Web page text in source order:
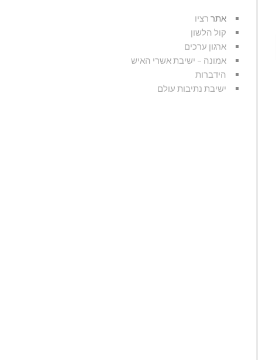
אתר רציו
קול הלשון
ארגון ערכים
אמונה – ישיבת אשרי האיש
הידברות
ישיבת נתיבות עולם